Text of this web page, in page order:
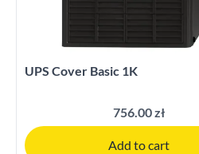
UPS Cover Basic 1K
756.00 zł
Add to cart